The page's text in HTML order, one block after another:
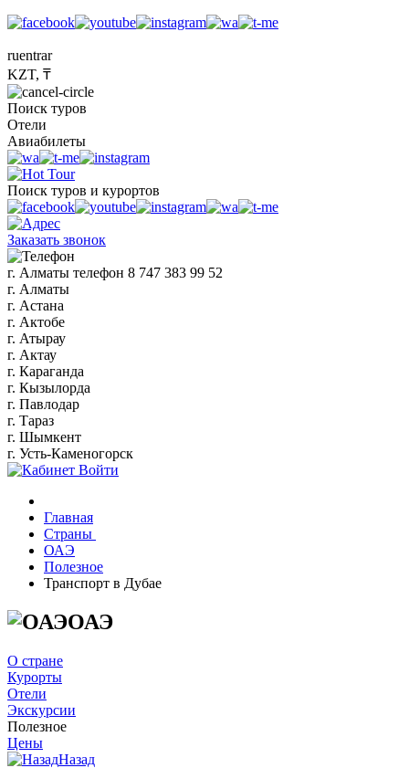
ruentrar
KZT, ₸
Поиск туров
Отели
Авиабилеты
Поиск туров и курортов
Заказать звонок
г. Алматы телефон 8 747 383 99 52
г. Алматы
г. Астана
г. Актобе
г. Атырау
г. Актау
г. Караганда
г. Кызылорда
г. Павлодар
г. Тараз
г. Шымкент
г. Усть-Каменогорск
Войти
Главная
Страны
ОАЭ
Полезное
Транспорт в Дубае
ОАЭ
О стране
Курорты
Отели
Экскурсии
Полезное
Цены
Назад